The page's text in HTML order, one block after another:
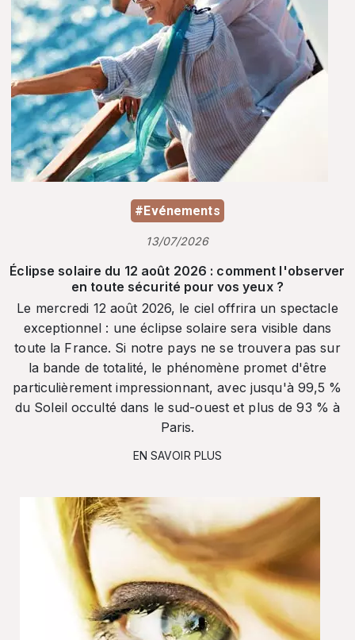
#Evénements
13/07/2026
Éclipse solaire du 12 août 2026 : comment l'observer
en toute sécurité pour vos yeux ?
Le mercredi 12 août 2026, le ciel offrira un spectacle
exceptionnel : une éclipse solaire sera visible dans
toute la France. Si notre pays ne se trouvera pas sur
la bande de totalité, le phénomène promet d'être
particulièrement impressionnant, avec jusqu'à 99,5 %
du Soleil occulté dans le sud-ouest et plus de 93 % à
Paris.
EN SAVOIR PLUS